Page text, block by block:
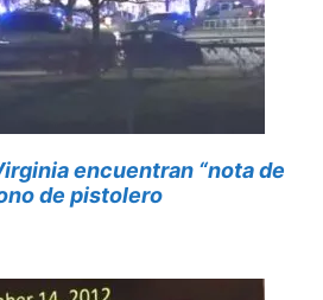
encuentran “nota de
de pistolero